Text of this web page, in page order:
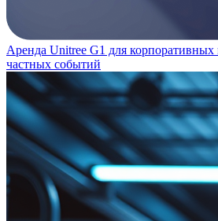
Аренда Unitree G1 для
частных событий